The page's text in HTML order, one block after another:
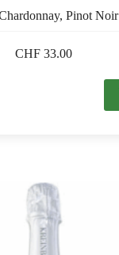
Pinot Noir
CHF 33.00